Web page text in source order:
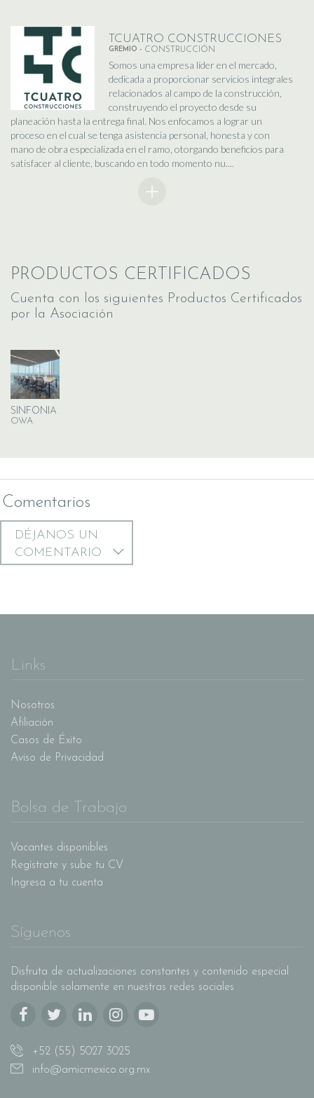
TCUATRO CONSTRUCCIONES
GREMIO - CONSTRUCCIÓN
Somos una empresa líder en el mercado,
dedicada a proporcionar servicios integrales
relacionados al campo de la construcción,
construyendo el proyecto desde su
planeación hasta la entrega final. Nos enfocamos a lograr un
proceso en el cual se tenga asistencia personal, honesta y con
mano de obra especializada en el ramo, otorgando beneficios para
satisfacer al cliente, buscando en todo momento nu....
PRODUCTOS CERTIFICADOS
Cuenta con los siguientes Productos Certificados
por la Asociación
SINFONIA
OWA
Comentarios
DÉJANOS UN
COMENTARIO
Links
Nosotros
Afiliación
Casos de Éxito
Aviso de Privacidad
Bolsa de Trabajo
Vacantes disponibles
Regístrate y sube tu CV
Ingresa a tu cuenta
Síguenos
Disfruta de actualizaciones constantes y contenido especial
disponible solamente en nuestras redes sociales
+52 (55) 5027 3025
info@amicmexico.org.mx